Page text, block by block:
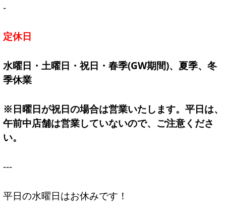
-
定休日
水曜日・土曜日・祝日・春季(GW期間)、夏季、冬
季休業
※日曜日が祝日の場合は営業いたします。平日は、
午前中店舗は営業していないので、ご注意くださ
い。
---
平日の水曜日はお休みです！